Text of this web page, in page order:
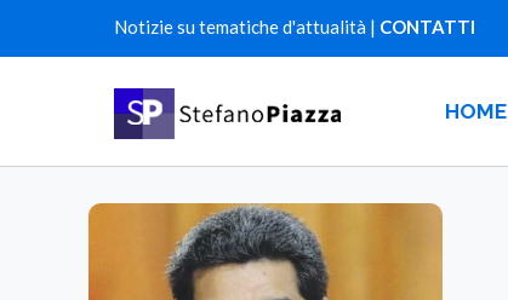
Notizie su tematiche d'attualità | CONTATTI
HOME